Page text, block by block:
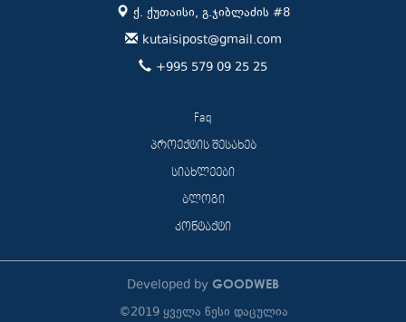
ქ. ქუთაისი, გ.ჯიბლაძის #8
kutaisipost@gmail.com
+995 579 09 25 25
Faq
პროექტის შესახებ
სიახლეები
ბლოგი
კონტაქტი
Developed by GOODWEB
©2019 ყველა წესი დაცულია